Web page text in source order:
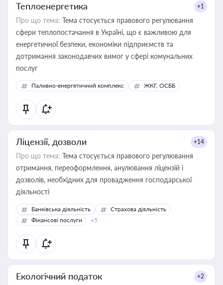
Теплоенергетика +1
Про що тема: Тема стосується правового регулювання
сфери теплопостачання в Україні, що є важливою для
енергетичної безпеки, економіки підприємств та
дотримання законодавчих вимог у сфері комунальних
послуг
Паливно-енергетичний комплекс ЖКГ, ОСББ
Ліцензії, дозволи +14
Про що тема: Тема стосується правового регулювання
отримання, переоформлення, анулювання ліцензій і
дозволів, необхідних для провадження господарської
діяльності
Банківська діяльність
Страхова діяльність
Фінансові послуги
+5
Екологічний податок +2